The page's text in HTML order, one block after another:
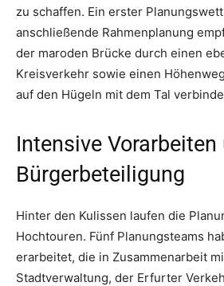
zu schaffen. Ein erster
anschließende Rahmenplanung
der maroden Brücke durch einen
Kreisverkehr sowie einen
auf den Hügeln mit dem Tal
Intensive Vorarbeiten
Bürgerbeteiligung
Hinter den Kulissen laufen die
Hochtouren. Fünf Planungsteams
erarbeitet, die in Zusammenarbeit
Stadtverwaltung, der Erfurter